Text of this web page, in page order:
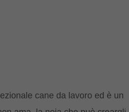
cane da lavoro ed è un